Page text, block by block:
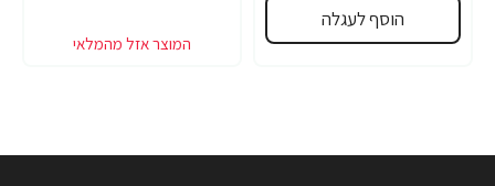
הוסף לעגלה